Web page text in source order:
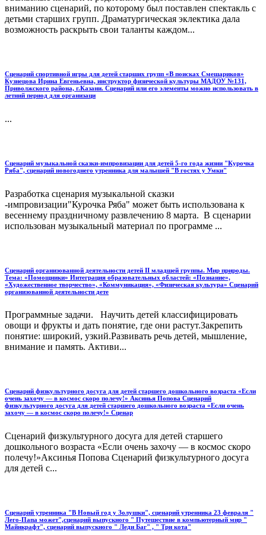
вниманию сценарий, по которому был поставлен спектакль с
детьми старших групп. Драматургическая эклектика дала
возможность раскрыть свои таланты каждом...
Сценарий спортивной игры для детей старших групп «В поисках Смешариков»
Кузнецова Ирина Евгеньевна, инструктор физической культуры МАДОУ №131,
Приволжского района, г.Казани. Сценарий или его элементы можно использовать в
летний период для организаци
...
Сценарий музыкальной сказки-импровизации для детей 5-го года жизни "Курочка
Ряба", сценарий новогоднего утренника для малышей "В гостях у Умки"
Разработка сценария музыкальной сказки
-импровизации"Курочка Ряба" может быть использована к
весеннему праздничному развлечению 8 марта. В сценарии
использован музыкальный материал по программе ...
Сценарий организованной деятельности детей II младшей группы. Мир природы.
Тема: «Помощники» Интеграция образовательных областей: «Познание»,
«Художественное творчество», «Коммуникация», «Физическая культура» Сценарий
организованной деятельности дете
Программные задачи. Научить детей классифицировать
овощи и фрукты и дать понятие, где они растут.Закрепить
понятие: широкий, узкий.Развивать речь детей, мышление,
внимание и память. Активи...
Сценарий физкультурного досуга для детей старшего дошкольного возраста «Если
очень захочу — в космос скоро полечу!» Аксинья Попова Сценарий
физкультурного досуга для детей старшего дошкольного возраста «Если очень
захочу — в космос скоро полечу!» Сценар
Сценарий физкультурного досуга для детей старшего
дошкольного возраста «Если очень захочу — в космос скоро
полечу!»Аксинья Попова Сценарий физкультурного досуга
для детей с...
Сценарий утренника "В Новый год у Золушки", сценарий утренника 23 февраля "
Лего-Папа может",сценарий выпускного " Путешествие в компьютерный мир "
Майнкрафт", сценарий выпускного " Леди Баг" , " Три кота"